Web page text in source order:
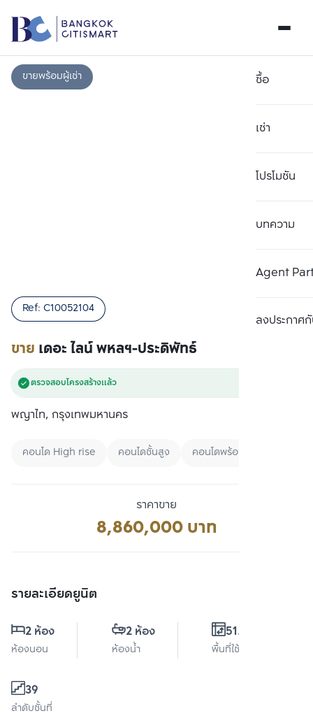
ซื้อ
เช่า
โปรโมชัน
บทความ
Agent
ลงประกาศกั
ขายพร้อมผู้เช่า
ขาย เดอะ ไลน์ พหลฯ-ประดิพัทธ์
Ref: C10052104
ตรวจสอบโครงสร้างแล้ว
พญาไท, กรุงเทพมหานคร
คอนโด High rise คอนโดชั้นสูง คอนโดพร้อมอยู่
ราคาขาย
8,860,000 บาท
รายละเอียดยูนิต
2 ห้อง
ห้องนอน
2 ห้อง
ห้องน้ำ
51.5 ตร.ม.
พื้นที่ใช้สอย
39
ลำดับชั้นที่
เปรียบเทียบ